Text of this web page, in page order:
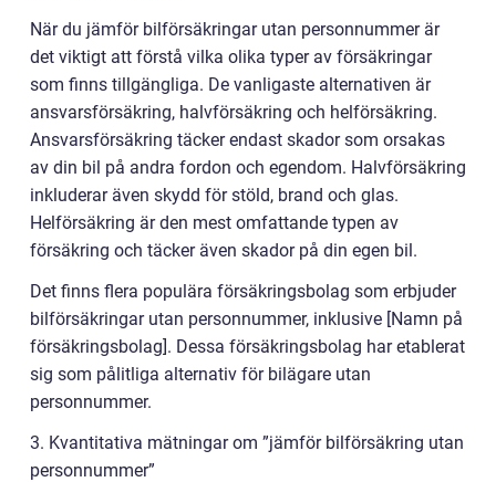
När du jämför bilförsäkringar utan personnummer är
det viktigt att förstå vilka olika typer av försäkringar
som finns tillgängliga. De vanligaste alternativen är
ansvarsförsäkring, halvförsäkring och helförsäkring.
Ansvarsförsäkring täcker endast skador som orsakas
av din bil på andra fordon och egendom. Halvförsäkring
inkluderar även skydd för stöld, brand och glas.
Helförsäkring är den mest omfattande typen av
försäkring och täcker även skador på din egen bil.
Det finns flera populära försäkringsbolag som erbjuder
bilförsäkringar utan personnummer, inklusive [Namn på
försäkringsbolag]. Dessa försäkringsbolag har etablerat
sig som pålitliga alternativ för bilägare utan
personnummer.
3. Kvantitativa mätningar om ”jämför bilförsäkring utan
personnummer”